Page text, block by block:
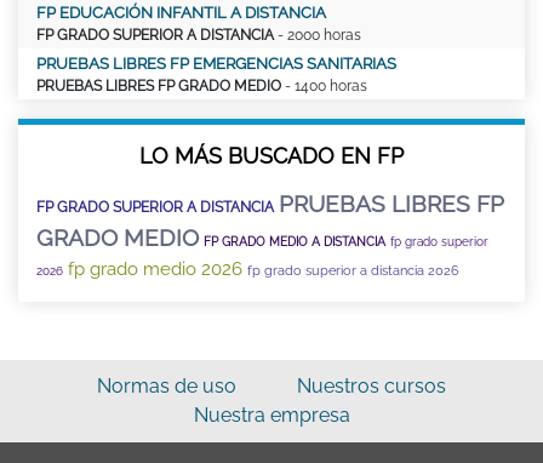
FP EDUCACIÓN INFANTIL A DISTANCIA
FP GRADO SUPERIOR A DISTANCIA - 2000 horas
PRUEBAS LIBRES FP EMERGENCIAS SANITARIAS
PRUEBAS LIBRES FP GRADO MEDIO - 1400 horas
LO MÁS BUSCADO EN FP
FP GRADO SUPERIOR A DISTANCIA PRUEBAS LIBRES FP
GRADO MEDIO FP GRADO MEDIO A DISTANCIA fp grado superior
2026 fp grado medio 2026 fp grado superior a distancia 2026
Normas de uso
Nuestros cursos
Nuestra empresa